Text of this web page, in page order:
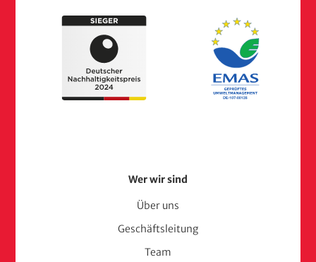
Wer wir sind
Über uns
Geschäftsleitung
Team